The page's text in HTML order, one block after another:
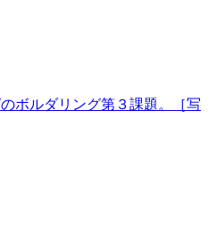
ボルダリング第３課題。［写